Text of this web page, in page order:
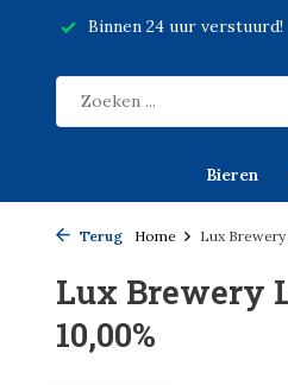
Binnen 24 uur verstuurd!
Bieren
Terug Home Lux
Lux Brewery
10,00%